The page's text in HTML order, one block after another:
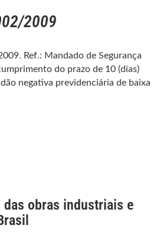
2009
Ref.: Mandado de Segurança
do prazo de 10 (dias)
negativa previdenciária de baixa
obras industriais e